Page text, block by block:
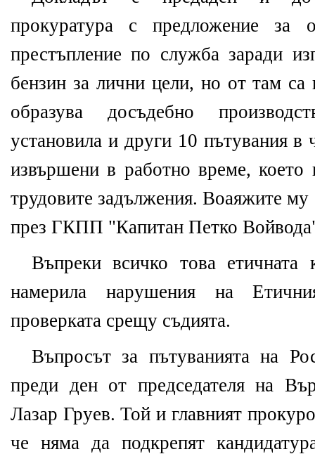
прокуратура с предложение за
престъпление по служба заради
бензин за лични цели, но от там са
образува досъдебно
установила и други 10 пътувания
извършени в работно време, което
трудовите задължения. Воаяжите
през ГКПП "Капитан Петко
Въпреки всичко това
намерила нарушения на
проверката срещу съдията.
Въпросът за пътуванията на
преди ден от председателя на
Лазар Груев. Той и главният
че няма да подкрепят